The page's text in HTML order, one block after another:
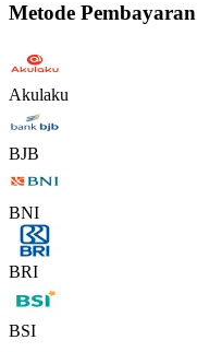
Metode Pembayaran
Akulaku
BJB
BNI
BRI
BSI